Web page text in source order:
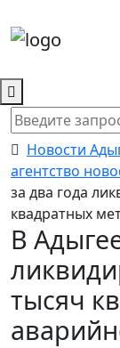
Новости
агентство
за два года
квадратных
В
тысяч